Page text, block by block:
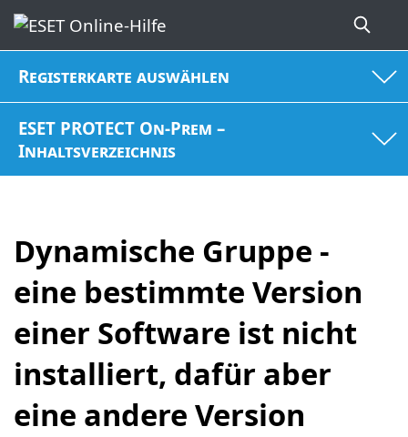
Registerkarte auswählen
ESET PROTECT On-Prem –
Inhaltsverzeichnis
Dynamische Gruppe -
eine bestimmte Version
einer Software ist nicht
installiert, dafür aber
eine andere Version